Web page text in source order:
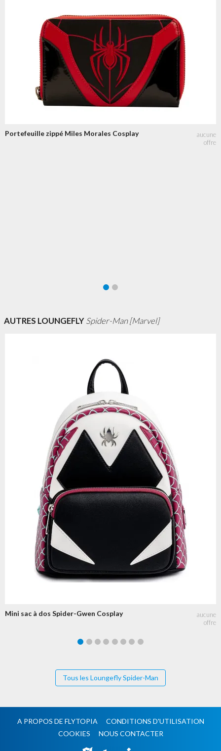
Portefeuille zippé Miles Morales Cosplay
AUTRES LOUNGEFLYSpider-Man [Marvel]
Mini sac à dos Spider-Gwen Cosplay
Tous les Loungefly Spider-Man
A PROPOS DE FLYTOPIA
CONDITIONS D'UTILISATION
COOKIES
NOUS CONTACTER